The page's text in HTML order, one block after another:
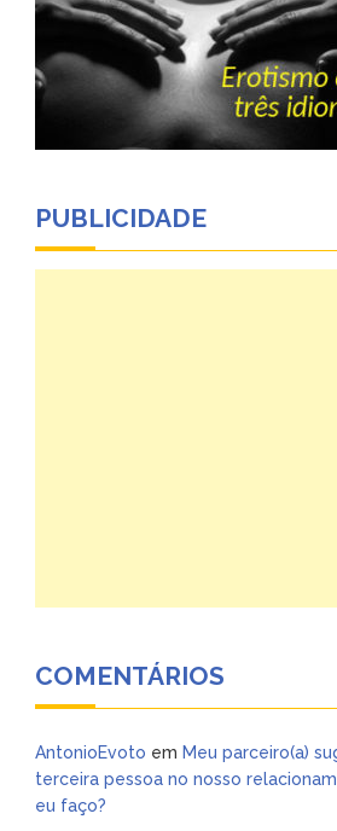
PUBLICIDADE
COMENTÁRIOS
AntonioEvoto em Meu parceiro(a)
terceira pessoa no nosso
eu faço?